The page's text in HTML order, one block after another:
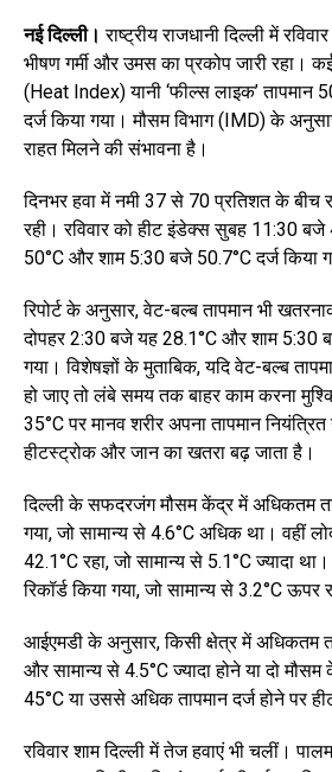
नई दिल्ली। राष्ट्रीय राजधानी दिल्ली में
भीषण गर्मी और उमस का प्रकोप जारी रहा।
(Heat Index) यानी ‘फील्स लाइक’ तापमान
दर्ज किया गया। मौसम विभाग (IMD) के
राहत मिलने की संभावना है।
दिनभर हवा में नमी 37 से 70 प्रतिशत के
रही। रविवार को हीट इंडेक्स सुबह 11:30
50°C और शाम 5:30 बजे 50.7°C दर्ज किया
रिपोर्ट के अनुसार, वेट-बल्ब तापमान भी
दोपहर 2:30 बजे यह 28.1°C और शाम 5:30
गया। विशेषज्ञों के मुताबिक, यदि वेट-बल्ब
हो जाए तो लंबे समय तक बाहर काम करना
35°C पर मानव शरीर अपना तापमान
हीटस्ट्रोक और जान का खतरा बढ़ जाता है।
दिल्ली के सफदरजंग मौसम केंद्र में अधिकतम
गया, जो सामान्य से 4.6°C अधिक था। वहीं
42.1°C रहा, जो सामान्य से 5.1°C ज्यादा
रिकॉर्ड किया गया, जो सामान्य से 3.2°C ऊपर
आईएमडी के अनुसार, किसी क्षेत्र में अधिकतम
और सामान्य से 4.5°C ज्यादा होने या दो मौसम
45°C या उससे अधिक तापमान दर्ज होने पर
रविवार शाम दिल्ली में तेज हवाएं भी चलीं।